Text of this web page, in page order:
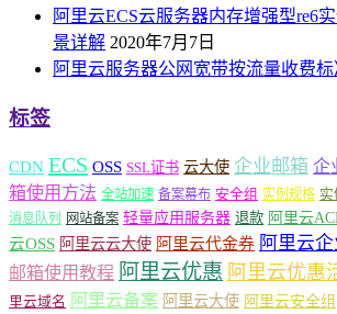
阿里云ECS云服务器内存增强型re6
景详解 2020年7月7日
阿里云服务器公网宽带按流量收费标
标签
CDN ECS OSS SSL证书 云大使 企业邮箱 企
箱使用方法 全站加速 备案幕布 安全组 实例规格
消息队列
网站备案 轻量应用服务器 退款 阿里云
云OSS 阿里云云大使 阿里云代金券 阿里云
邮箱使用教程 阿里云优惠 阿里云优惠
里云域名 阿里云备案 阿里云大使 阿里云安全组